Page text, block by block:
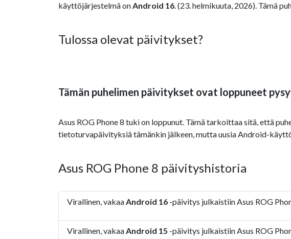
käyttöjärjestelmä onAndroid 16. (23. helmikuuta, 2026). Tämä
Tulossa olevat päivitykset?
Tämän puhelimen päivitykset ovat loppuneet
Asus ROG Phone 8 tuki on loppunut. Tämä tarkoittaa sitä, että
tietoturvapäivityksiä tämänkin jälkeen, mutta uusia Android-
Asus ROG Phone 8 päivityshistoria
Virallinen, vakaaAndroid 16 -päivitys julkaistiin Asus ROG
Virallinen, vakaaAndroid 15 -päivitys julkaistiin Asus ROG